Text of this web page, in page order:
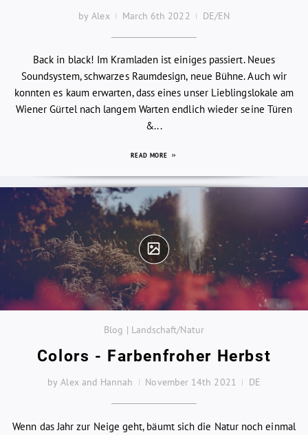
by Alex March 6th 2022 DE/EN
Back in black! Im Kramladen ist einiges passiert. Neues
Soundsystem, schwarzes Raumdesign, neue Bühne. Auch wir
konnten es kaum erwarten, dass eines unser Lieblingslokale am
Wiener Gürtel nach langem Warten endlich wieder seine Türen
&...
READ MORE
Blog | Landschaft/Natur
Colors - Farbenfroher Herbst
by Alex and Hannah November 14th 2021 DE
Wenn das Jahr zur Neige geht, bäumt sich die Natur noch einmal